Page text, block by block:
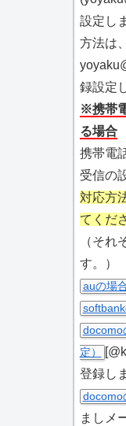
設定し
方法は
録設定
※携帯
る場合
携帯電
受信の
対応方
てくだ
（それ
す。）
auの場
docomo
定）
登録し
docomo
ましメ